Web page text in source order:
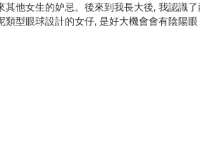
他女生的妒忌。後來到我長大後, 我認識
型眼球設計的女仔, 是好大機會會有陰陽